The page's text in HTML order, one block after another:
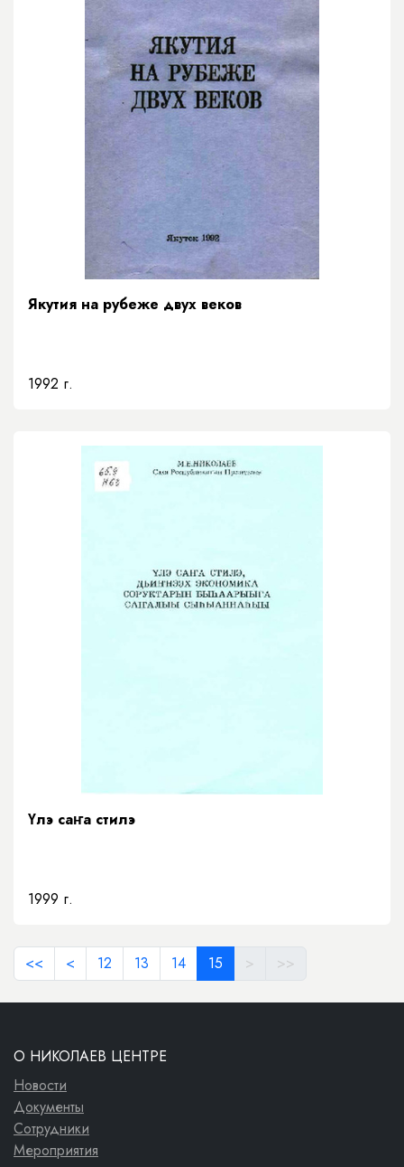
Якутия на рубеже двух веков
1992 г.
Үлэ саҥа стилэ
1999 г.
<< < 12 13 14 15 > >>
О НИКОЛАЕВ ЦЕНТРЕ
Новости
Документы
Сотрудники
Мероприятия